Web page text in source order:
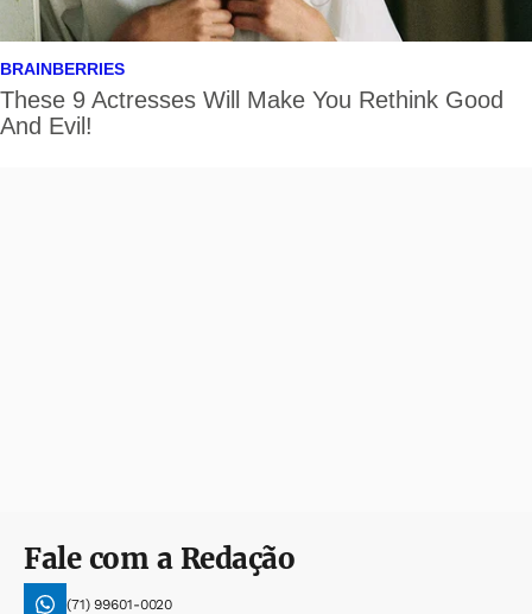
Fale com a Redação
(71) 99601-0020